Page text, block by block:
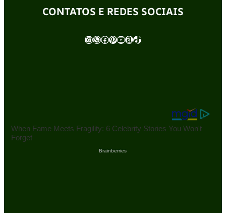
CONTATOS E REDES SOCIAIS
InstagramWhatsApp Facebook Pinterest Youtube Amazon TikTok